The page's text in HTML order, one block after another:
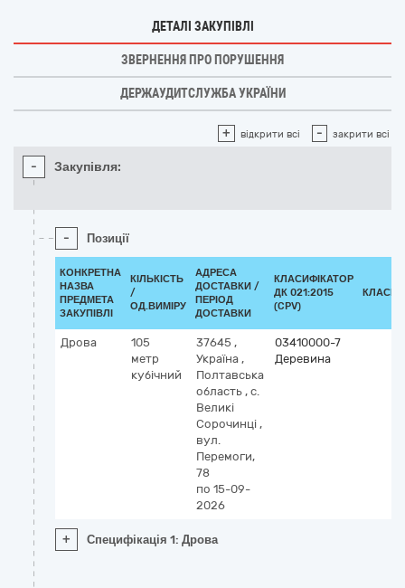
ДЕТАЛІ ЗАКУПІВЛІ
ЗВЕРНЕННЯ ПРО ПОРУШЕННЯ
ДЕРЖАУДИТСЛУЖБА УКРАЇНИ
+ відкрити всі - закрити всі
- Закупівля:
- Позиції
КОНКРЕТНА
НАЗВА
ПРЕДМЕТА
ЗАКУПІВЛІ
КІЛЬКІСТЬ
/
ОД.ВИМІРУ
АДРЕСА
ДОСТАВКИ /
ПЕРІОД
ДОСТАВКИ
КЛАСИФІКАТОР
ДК 021:2015
(CPV)
Дрова
105
метр
кубічний
37645 ,
Україна ,
Полтавська
область , с.
Великі
Сорочинці ,
вул.
Перемоги,
78
по 15-09-
2026
03410000-7
Деревина
+ Специфікація 1: Дрова